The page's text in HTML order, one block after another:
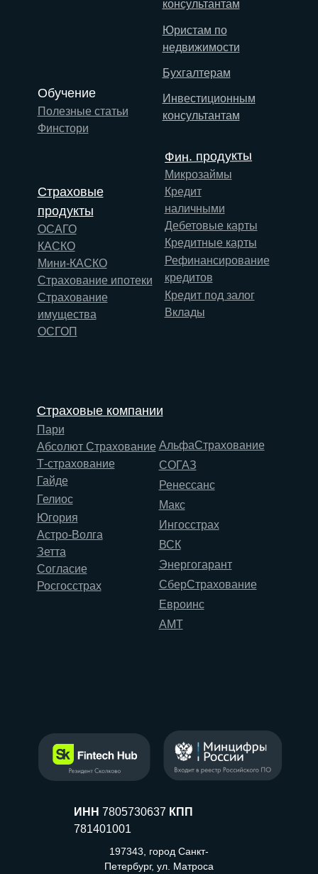
ИНН 7805730637 КПП
781401001
197343, город Санкт-
Петербург, ул. Матроса
консультантам
Инвестиционным
консультантам
Бухгалтерам
Юристам по
недвижимости
Обучение
Полезные статьи
Финстори
АльфаСтрахование
СОГАЗ
Ренессанс
Макс
Ингосстрах
ВСК
Энергогарант
СберСтрахование
Евроинс
АМТ
Страховые компании
Пари
Абсолют Страхование
Т-страхование
Гайде
Гелиос
Югория
Астро-Волга
Зетта
Согласие
Росгосстрах
Фин. продукты
Микрозаймы
Кредит
наличными
Дебетовые карты
Кредитные карты
Рефинансирование
кредитов
Кредит под залог
Вклады
Страховые
продукты
ОСАГО
КАСКО
Мини-КАСКО
Страхование ипотеки
Страхование
имущества
ОСГОП